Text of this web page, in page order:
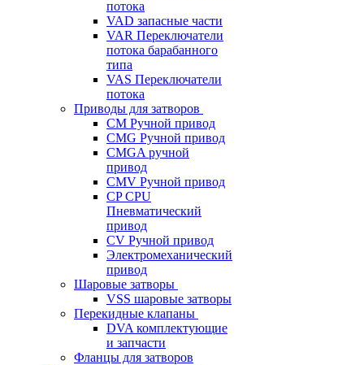
потока
VAD запасные части
VAR Переключатели
потока барабанного
типа
VAS Переключатели
потока
Приводы для затворов
СМ Ручной привод
CMG Ручной привод
CMGA ручной
привод
CMV Ручной привод
CP CPU
Пневматический
привод
CV Ручной привод
Электромеханический
привод
Шаровые затворы
VSS шаровые затворы
Перекидные клапаны
DVA комплектующие
и запчасти
Фланцы для затворов